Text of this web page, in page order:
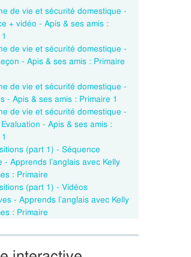
de vie et sécurité domestique -
+ vidéo - Apis & ses amis :
de vie et sécurité domestique -
- Apis & ses amis : Primaire
de vie et sécurité domestique -
- Apis & ses amis : Primaire 1
de vie et sécurité domestique -
- Apis & ses amis :
(part 1) - Séquence
- Apprends l’anglais avec Kelly
: Primaire
(part 1) - Vidéos
- Apprends l’anglais avec Kelly
: Primaire